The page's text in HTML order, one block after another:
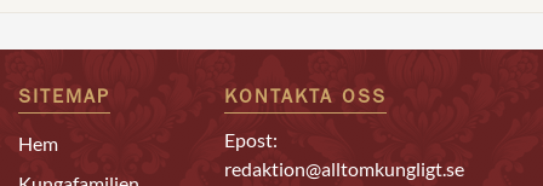
SITEMAP
Hem
KONTAKTA OSS
Epost:
redaktion@alltomkungligt.se